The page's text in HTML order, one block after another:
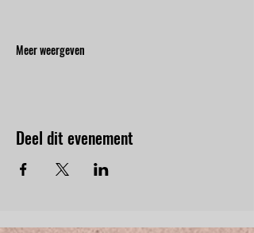
Meer weergeven
Deel dit evenement